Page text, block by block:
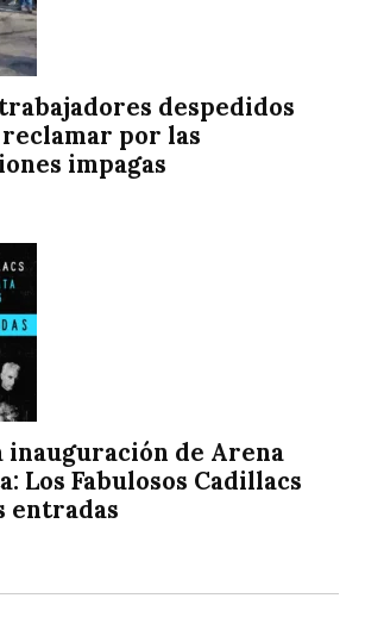
despedidos
por las
impagas
de Arena
Los Fabulosos Cadillacs
entradas